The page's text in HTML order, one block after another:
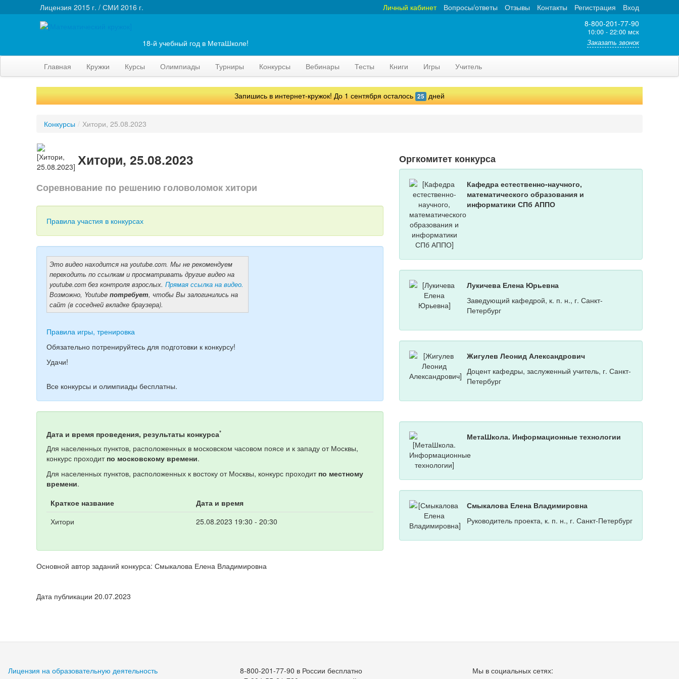
Лицензия 2015 г. / СМИ 2016 г. Вход
Регистрация
Контакты
Отзывы
Вопросы/ответы
Личный кабинет
8-800-201-77-90
10:00 - 22:00 мск
Заказать звонок
18-й учебный год в МетаШколе!
Главная Кружки Курсы Олимпиады Турниры Конкурсы Вебинары Тесты Книги Игры Учитель
Запишись в интернет-кружок! До 1 сентября осталось 25 дней
Конкурсы / Хитори, 25.08.2023
Хитори, 25.08.2023
Соревнование по решению головоломок хитори
Правила участия в конкурсах
Это видео находится на youtube.com. Мы не рекомендуем
переходить по ссылкам и просматривать другие видео на
youtube.com без контроля взрослых. Прямая ссылка на видео.
Возможно, Youtube потребует, чтобы Вы залогинились на
сайт (в соседней вкладке браузера).
Правила игры, тренировка
Обязательно потренируйтесь для подготовки к конкурсу!
Удачи!
Все конкурсы и олимпиады бесплатны.
Дата и время проведения, результаты конкурса*
Для населенных пунктов, расположенных в московском часовом поясе и к западу от Москвы,
конкурс проходит по московскому времени.
Для населенных пунктов, расположенных к востоку от Москвы, конкурс проходит по местному
времени.
Краткое название
Дата и время
Хитори
25.08.2023 19:30 - 20:30
Основной автор заданий конкурса: Смыкалова Елена Владимировна
Оргкомитет конкурса
Кафедра естественно-научного,
математического образования и
информатики СПб АППО
Лукичева Елена Юрьевна
Заведующий кафедрой, к. п. н., г. Санкт-
Петербург
Жигулев Леонид Александрович
Доцент кафедры, заслуженный учитель, г. Санкт-
Петербург
МетаШкола. Информационные технологии
Смыкалова Елена Владимировна
Руководитель проекта, к. п. н., г. Санкт-Петербург
Дата публикации 20.07.2023
Лицензия на образовательную деятельность
8-800-201-77-90 в России бесплатно
Мы в социальных сетях: